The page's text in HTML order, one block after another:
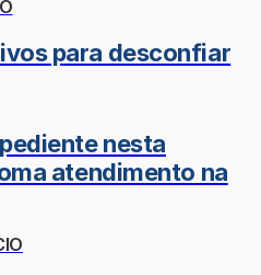
para desconfiar
nesta
atendimento na